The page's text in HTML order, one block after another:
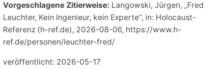
Vorgeschlagene Zitierweise: Langowski, Jürgen, „Fred
Leuchter, Kein Ingenieur, kein Experte“, in: Holocaust-
Referenz (h-ref.de), 2026-08-06, https://www.h-
ref.de/personen/leuchter-fred/
veröffentlicht: 2026-05-17